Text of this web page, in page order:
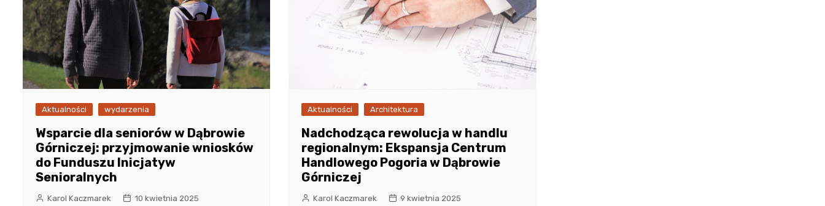
Aktualności wydarzenia
Wsparcie dla seniorów w Dąbrowie
Górniczej: przyjmowanie wniosków
do Funduszu Inicjatyw
Senioralnych
Karol Kaczmarek 10 kwietnia 2025
Aktualności Architektura
Nadchodząca rewolucja w handlu
regionalnym: Ekspansja Centrum
Handlowego Pogoria w Dąbrowie
Górniczej
Karol Kaczmarek 9 kwietnia 2025